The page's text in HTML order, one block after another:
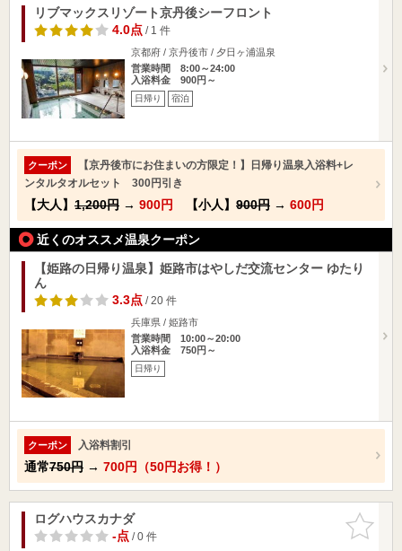
リブマックスリゾート京丹後シーフロント
4.0点/ 1 件
京都府 / 京丹後市 / 夕日ヶ浦温泉
営業時間 8:00～24:00
入浴料金 900円～
日帰り 宿泊
クーポン
【京丹後市にお住まいの方限定！】日帰り温泉入浴料+レ
ンタルタオルセット 300円引き
【大人】 1,200円 → 900円 【小人】 900円 → 600円
近くのオススメ温泉クーポン
【姫路の日帰り温泉】姫路市はやしだ交流センター ゆたり
ん
3.3点/ 20 件
兵庫県 / 姫路市
営業時間 10:00～20:00
入浴料金 750円～
日帰り
クーポン 入浴料割引
通常750円 → 700円（50円お得！）
お気に入
りに追加
ログハウスカナダ
-点/ 0 件